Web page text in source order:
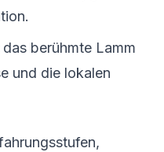
berühmte Lamm
und die lokalen